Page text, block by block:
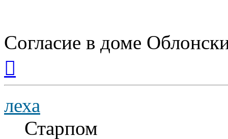
Согласие в доме
началу
леха
Старпом